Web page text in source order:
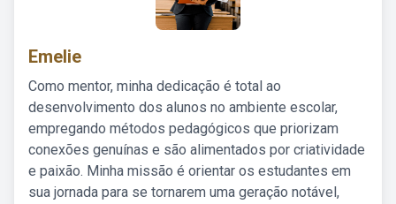
Emelie
Como mentor, minha dedicação é total ao
desenvolvimento dos alunos no ambiente escolar,
empregando métodos pedagógicos que priorizam
conexões genuínas e são alimentados por criatividade
e paixão. Minha missão é orientar os estudantes em
sua jornada para se tornarem uma geração notável,